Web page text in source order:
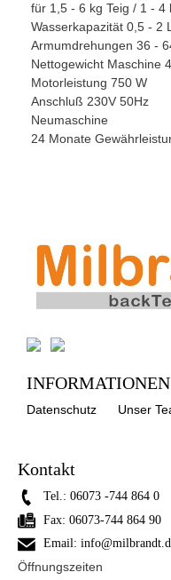
für 1,5 - 6 kg Teig / 1 - 4
Wasserkapazität 0,5 - 2 L
Armumdrehungen 36 -
Nettogewicht Maschine
Motorleistung 750 W
Anschluß 230V 50Hz
Neumaschine
24 Monate
INFORMATIONEN
Datenschutz Unser
Kontakt
Tel.: 06073 -744 864 0
Fax: 06073-744 864 90
Email:
Öffnungszeiten